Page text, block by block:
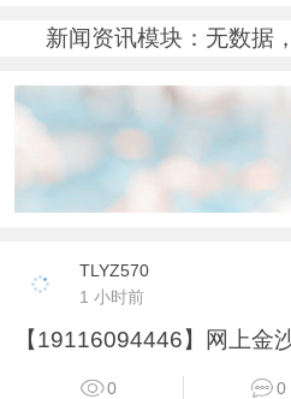
新闻资讯模块：无数据
TLYZ570
1 小时前
【19116094446】网上金
0 0